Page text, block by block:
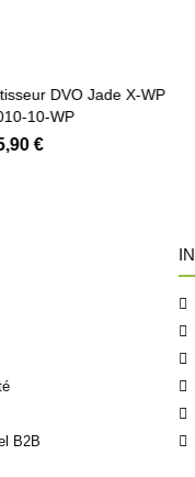
DVO Jade X-WP
10-WP
€
B2B